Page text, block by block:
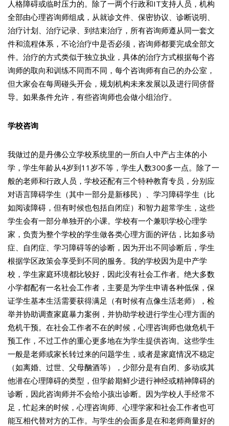
人格障碍或临时压力的。除了一两个行政和IT支持人员，机构
全部由心理咨询师组成，从就诊文件、保密协议、诊断说明、
治疗计划、治疗记录、到结束治疗，所有咨询师遵从同一套文
件和流程体系，不论治疗中是否必须，咨询师都要完成全部文
件。治疗的方式类似于独立执业，具体的治疗方式根据每个咨
询师的取向和训练不同而不同，每个咨询师有自己的办公室，
但大家会在每周碰头开会，规划机构未来发展以及进行同侪督
导。如果条件允许，有些咨询师也会做小组治疗。
学校咨询
我做过的是丹佛公立学校系统里的一所白人中产占主体的小
学，学生年龄从4岁到11岁不等，学生人数300多一点。除了一
般的老师和行政人员，学校还配有三个特种教育专员，分别应
对语言障碍学生（其中一部分是新移民）、学习障碍学生（比
如阅读障碍，但有时候也包括自闭症）和智力超常学生，这些
学生会有一部分单独开的小课。学校有一个兼职学校心理学
家，负责为整个学校的学生做各类心理方面的评估，比如多动
症、自闭症、学习障碍等的诊断，因为开出不同诊断后，学生
根据学区政策会享受到不同的服务。我的学校因为是中产学
校，学生家庭环境都比较好，因此没有社会工作者。绝大多数
小学都配有一名社会工作者，主要是为学生申请各种低保，保
证学生基本生活需要获得满足（有时候有点像生活老师），检
举并协助调查家庭暴力案例，并协助学校进行学生心理方面的
危机干预。在社会工作者不在的时候，心理咨询师也做危机干
预工作，不过工作的重心更多地在为学生提供咨询。这些学生
一般是老师或家长转过来的问题学生，或者是家庭情况不稳定
（如离婚、过世、父母酗酒等），少部分是有自闭、多动或其
他潜在心理障碍的类型，但学龄期鲜少进行神经或精神障碍的
诊断，因此咨询师并不会给小孩出诊断。因为学校人手经常不
足，忙起来的时候，心理咨询师、心理学家和社会工作者也可
能互相代替对方的工作。与学生的会面多是在和老师商量好的